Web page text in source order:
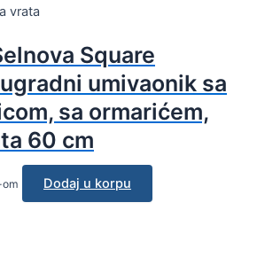
vrata
Square
umivaonik sa
sa ormarićem,
60 cm
om Dodaj u korpu